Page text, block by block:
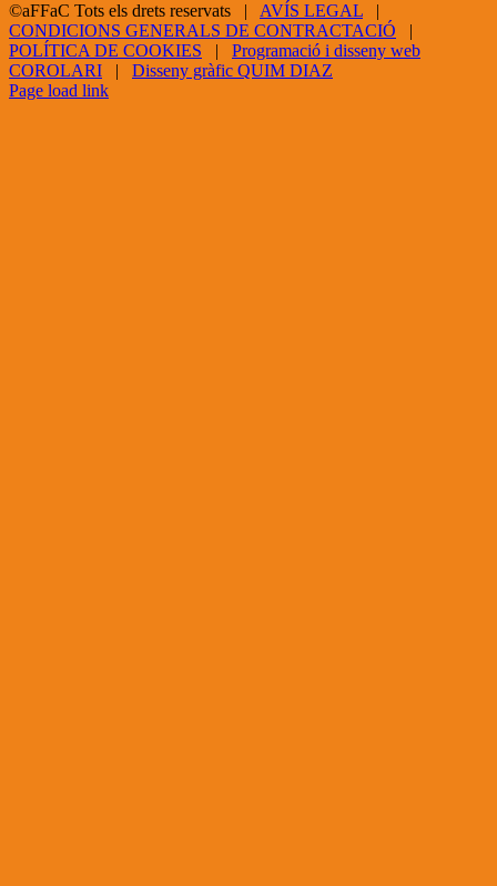
©aFFaC Tots els drets reservats | AVÍS LEGAL |
CONDICIONS GENERALS DE CONTRACTACIÓ |
POLÍTICA DE COOKIES | Programació i disseny web
COROLARI | Disseny gràfic QUIM DIAZ
Facebook
X
YouTube
Page load link